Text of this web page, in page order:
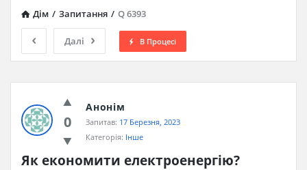
Дім / Запитання / Q 6393
Далі В Процесі
0
Анонім
Запитав: 17 Березня, 2023
Категорія: Інше
Як економити електроенергію?